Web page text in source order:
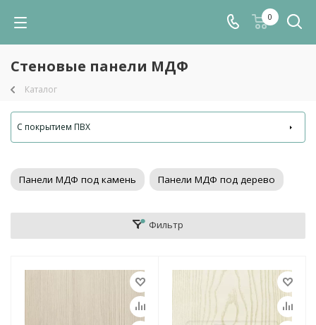
0
Стеновые панели МДФ
Каталог
С покрытием ПВХ
Панели МДФ под камень Панели МДФ под дерево
Фильтр